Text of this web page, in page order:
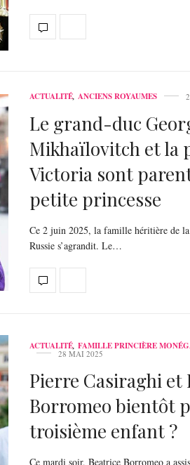
ACTUALITÉ, ANCIENS ROYAUMES
Le grand-duc
Mikhaïlovitch et la
Victoria sont
petite princesse
Ce 2 juin 2025, la famille héritière de
Russie s’agrandit. Le…
ACTUALITÉ, FAMILLE PRINCIÈRE
28 MAI 2025
Pierre Casiraghi et
Borromeo bientôt
troisième enfant ?
Ce mardi soir, Beatrice Borromeo a